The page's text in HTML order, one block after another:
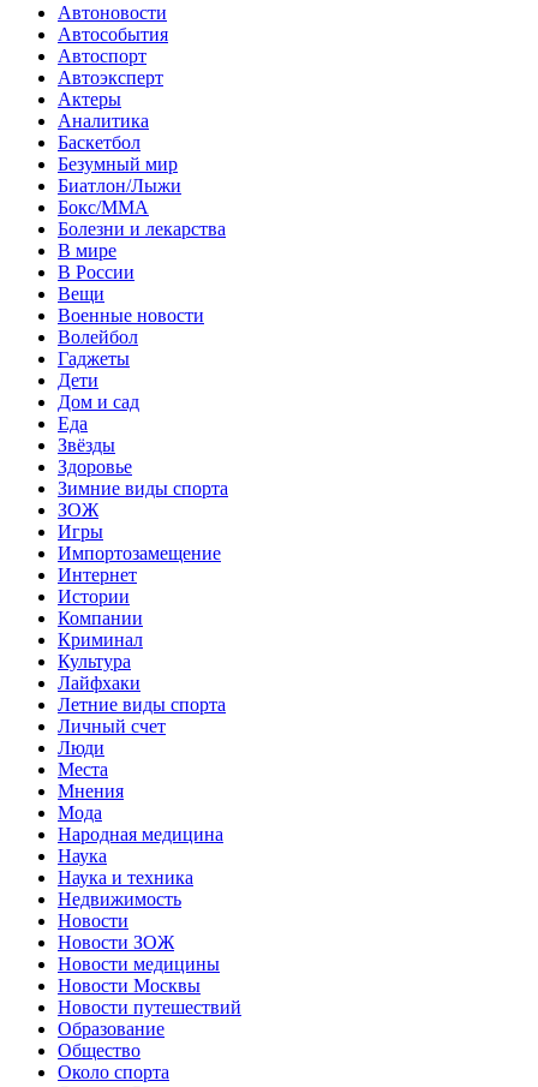
Автоновости
Автособытия
Автоспорт
Автоэксперт
Актеры
Аналитика
Баскетбол
Безумный мир
Биатлон/Лыжи
Бокс/MMA
Болезни и лекарства
В мире
В России
Вещи
Военные новости
Волейбол
Гаджеты
Дети
Дом и сад
Еда
Звёзды
Здоровье
Зимние виды спорта
ЗОЖ
Игры
Импортозамещение
Интернет
Истории
Компании
Криминал
Культура
Лайфхаки
Летние виды спорта
Личный счет
Люди
Места
Мнения
Мода
Народная медицина
Наука
Наука и техника
Недвижимость
Новости
Новости ЗОЖ
Новости медицины
Новости Москвы
Новости путешествий
Образование
Общество
Около спорта